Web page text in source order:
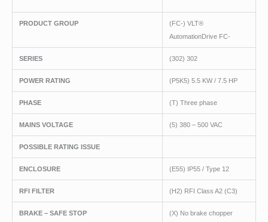
PRODUCT GROUP
(FC-) VLT®
AutomationDrive FC-
SERIES (302) 302
POWER RATING (P5K5) 5.5 KW / 7.5 HP
PHASE (T) Three phase
MAINS VOLTAGE (5) 380 – 500 VAC
POSSIBLE RATING ISSUE
ENCLOSURE (E55) IP55 / Type 12
RFI FILTER (H2) RFI Class A2 (C3)
BRAKE – SAFE STOP (X) No brake chopper